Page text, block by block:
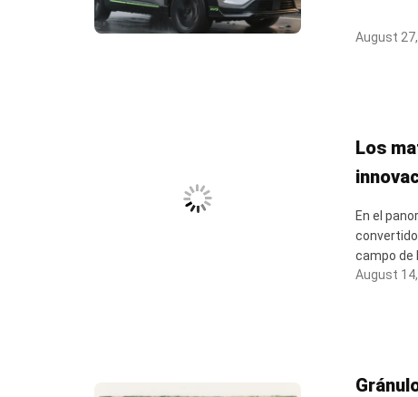
August
Los
En el
campo de
August